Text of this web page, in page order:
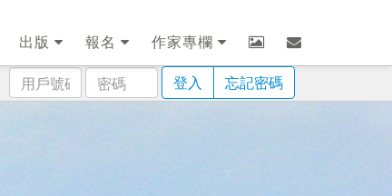
出版 報名
作家專欄
用
戶
密
碼
登入 忘記密碼